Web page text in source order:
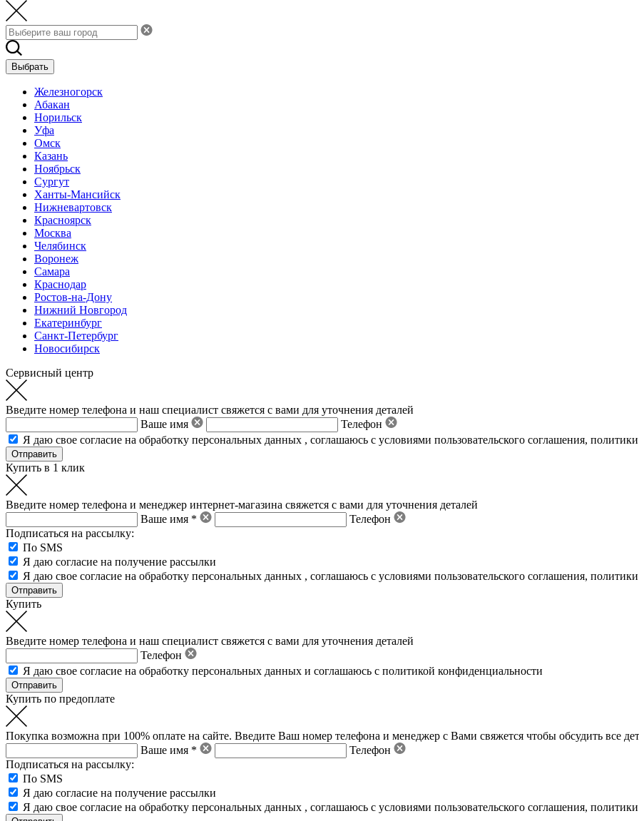
Выбрать
Железногорск
Абакан
Норильск
Уфа
Омск
Казань
Ноябрьск
Сургут
Ханты-Мансийск
Нижневартовск
Красноярск
Москва
Челябинск
Воронеж
Самара
Краснодар
Ростов-на-Дону
Нижний Новгород
Екатеринбург
Санкт-Петербург
Новосибирск
Сервисный центр
Введите номер телефона и наш специалист свяжется с вами для уточнения деталей
Ваше имя
Телефон
Я даю свое согласие на обработку персональных данных , соглашаюсь с условиями пользовательского соглашения,
Купить в 1 клик
Введите номер телефона и менеджер интернет-магазина свяжется с вами для уточнения деталей
Ваше имя *
Телефон
Подписаться на рассылку:
По SMS
Я даю согласие на получение рассылки
Я даю свое согласие на обработку персональных данных , соглашаюсь с условиями пользовательского соглашения,
Купить
Введите номер телефона и наш специалист свяжется с вами для уточнения деталей
Телефон
Я даю свое согласие на обработку персональных данных и соглашаюсь с политикой конфиденциальности
Купить по предоплате
Покупка возможна при 100% оплате на сайте. Введите Ваш номер телефона и менеджер с Вами свяжется чтобы обсудить все
Ваше имя *
Телефон
Подписаться на рассылку:
По SMS
Я даю согласие на получение рассылки
Я даю свое согласие на обработку персональных данных , соглашаюсь с условиями пользовательского соглашения,